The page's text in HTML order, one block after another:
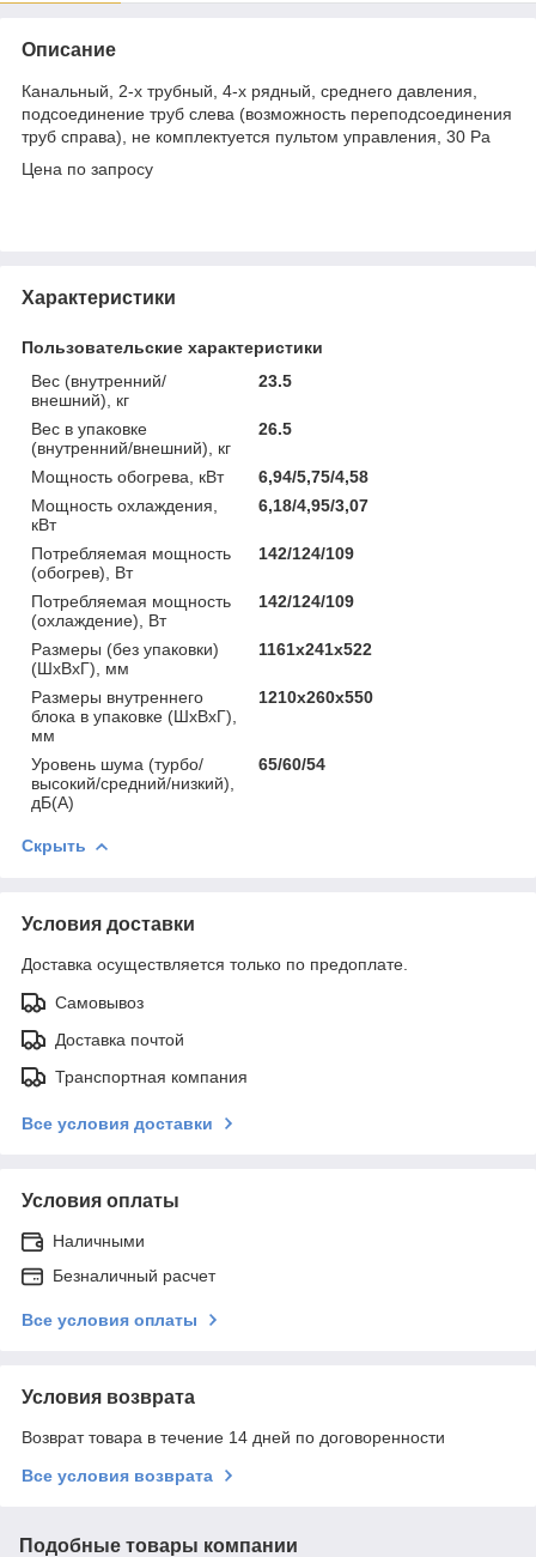
Описание
Канальный, 2-х трубный, 4-х рядный, среднего давления,
подсоединение труб слева (возможность переподсоединения
труб справа), не комплектуется пультом управления, 30 Pa
Цена по запросу
Характеристики
Пользовательские характеристики
Вес (внутренний/
внешний), кг
23.5
Вес в упаковке
(внутренний/внешний), кг
26.5
Мощность обогрева, кВт
6,94/5,75/4,58
Мощность охлаждения,
кВт
6,18/4,95/3,07
Потребляемая мощность
(обогрев), Вт
142/124/109
Потребляемая мощность
(охлаждение), Вт
142/124/109
Размеры (без упаковки)
(ШхВхГ), мм
1161х241х522
Размеры внутреннего
блока в упаковке (ШхВхГ),
мм
1210х260х550
Уровень шума (турбо/
высокий/средний/низкий),
дБ(А)
65/60/54
Скрыть
Условия доставки
Доставка осуществляется только по предоплате.
Самовывоз
Доставка почтой
Транспортная компания
Все условия доставки
Условия оплаты
Наличными
Безналичный расчет
Все условия оплаты
Условия возврата
Возврат товара в течение 14 дней по договоренности
Все условия возврата
Подобные товары компании